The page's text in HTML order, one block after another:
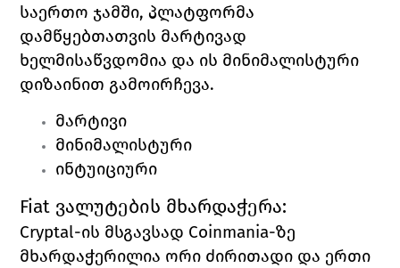
საერთო ჯამში, პლატფორმა
დამწყებთათვის მარტივად
ხელმისაწვდომია და ის მინიმალისტური
დიზაინით გამოირჩევა.
მარტივი
მინიმალისტური
ინტუიციური
Fiat ვალუტების მხარდაჭერა:
Cryptal-ის მსგავსად Coinmania-ზე
მხარდაჭერილია ორი ძირითადი და ერთი